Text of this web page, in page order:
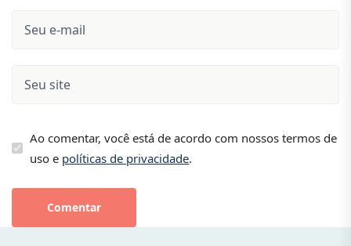
Ao comentar, você está de acordo com nossos termos de
uso e políticas de privacidade.
Comentar